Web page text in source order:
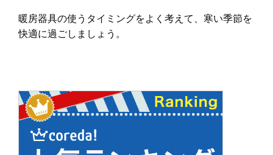
暖房器具の使うタイミングをよく考えて、寒い季節を
快適に過ごしましょう。